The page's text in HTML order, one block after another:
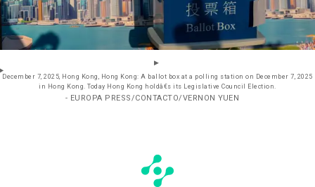
December 7, 2025, Hong Kong, Hong Kong: A ballot box at a polling station on December 7, 2025
in Hong Kong. Today Hong Kong holdâ€s its Legislative Council Election.
- EUROPA PRESS/CONTACTO/VERNON YUEN